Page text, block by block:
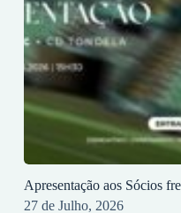
Apresentação aos Sócios
27 de Julho, 2026